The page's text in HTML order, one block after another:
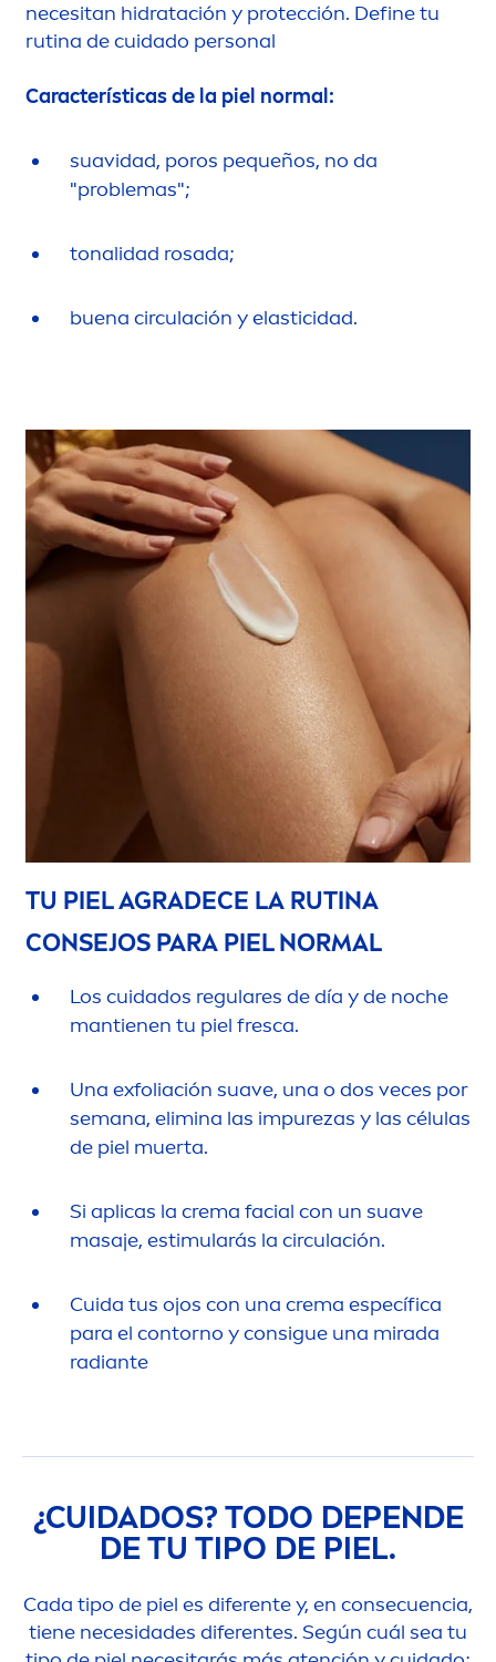
necesitan hidratación y protección. Define tu
rutina de cuidado personal
Características de la piel normal:
suavidad, poros pequeños, no da
"problemas";
tonalidad rosada;
buena circulación y elasticidad.
TU PIEL AGRADECE LA RUTINA
CONSEJOS PARA PIEL NORMAL
Los cuidados regulares de día y de noche
mantienen tu piel fresca.
Una exfoliación suave, una o dos veces por
semana, elimina las impurezas y las células
de piel muerta.
Si aplicas la crema facial con un suave
masaje, estimularás la circulación.
Cuida tus ojos con una crema específica
para el contorno y consigue una mirada
radiante
¿CUIDADOS? TODO DEPENDE
DE TU TIPO DE PIEL.
Cada tipo de piel es diferente y, en consecuencia,
tiene necesidades diferentes. Según cuál sea tu